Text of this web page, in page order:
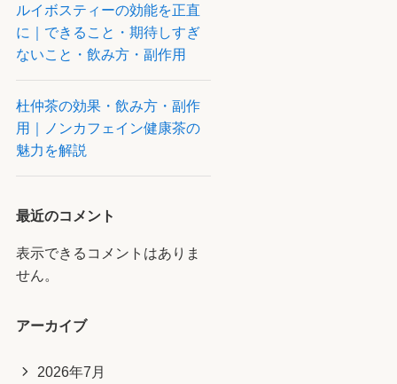
ルイボスティーの効能を正直
に｜できること・期待しすぎ
ないこと・飲み方・副作用
杜仲茶の効果・飲み方・副作
用｜ノンカフェイン健康茶の
魅力を解説
最近のコメント
表示できるコメントはありま
せん。
アーカイブ
2026年7月